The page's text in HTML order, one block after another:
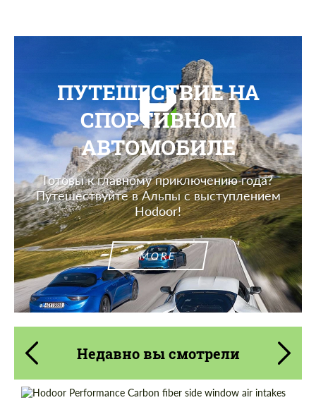
ПУТЕШЕСТВИЕ НА
СПОРТИВНОМ
АВТОМОБИЛЕ
Готовы к главному приключению года?
Путешествуйте в Альпы с выступлением
Hodoor!
MORE
Недавно вы смотрели